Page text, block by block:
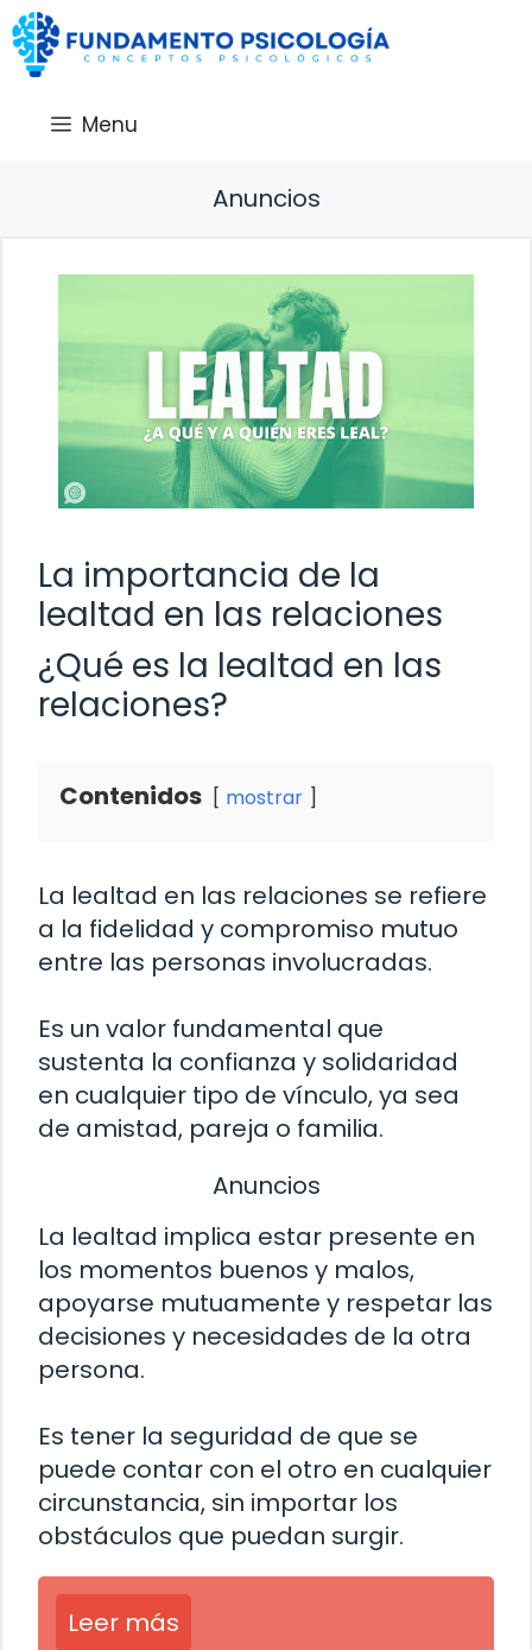
Saltar
al
contenido
Menu
Anuncios
La importancia de la
lealtad en las relaciones
¿Qué es la lealtad en las
relaciones?
Contenidos mostrar
La lealtad en las relaciones se refiere
a la fidelidad y compromiso mutuo
entre las personas involucradas.
Es un valor fundamental que
sustenta la confianza y solidaridad
en cualquier tipo de vínculo, ya sea
de amistad, pareja o familia.
Anuncios
La lealtad implica estar presente en
los momentos buenos y malos,
apoyarse mutuamente y respetar las
decisiones y necesidades de la otra
persona.
Es tener la seguridad de que se
puede contar con el otro en cualquier
circunstancia, sin importar los
obstáculos que puedan surgir.
Leer más